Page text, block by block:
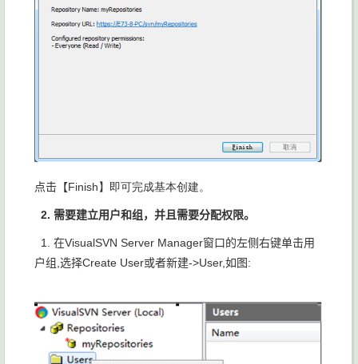
点击【Finish】即可完成基本创建。
2. 需要建立用户和组，并且需要分配权限。
1. 在VisualSVN Server Manager窗口的左侧右键单击用
户组,选择Create User或者新建->User,如图: